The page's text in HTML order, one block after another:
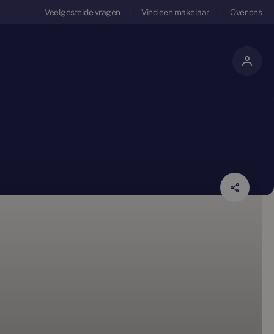
Veelgestelde vragen Vind een makelaar Over ons